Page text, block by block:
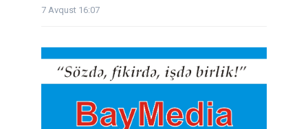
7 Avqust 16:07